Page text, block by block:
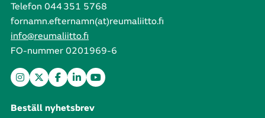
Telefon 044 351 5768
fornamn.efternamn(at)reumaliitto.fi
info@reumaliitto.fi
FO-nummer 0201969-6
Beställ nyhetsbrev